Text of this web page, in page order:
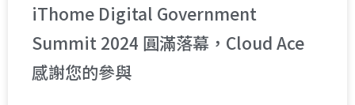
iThome Digital Government
Summit 2024 圓滿落幕，Cloud Ace
感謝您的參與